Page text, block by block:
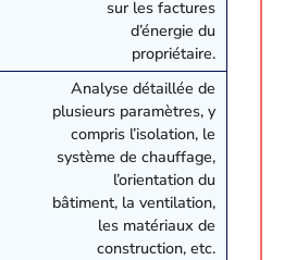
sur les factures
d’énergie du
propriétaire.
Analyse détaillée de
plusieurs paramètres, y
compris l’isolation, le
système de chauffage,
l’orientation du
bâtiment, la ventilation,
les matériaux de
construction, etc.